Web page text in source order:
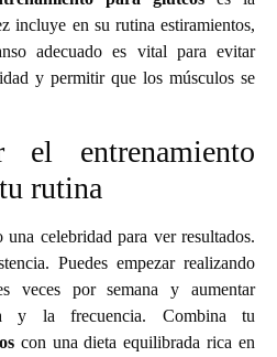
incluye en su rutina estiramientos,
adecuado es vital para evitar
y permitir que los músculos se
el entrenamiento
rutina
celebridad para ver resultados.
Puedes empezar realizando
veces por semana y aumentar
y la frecuencia. Combina tu
con una dieta equilibrada rica en